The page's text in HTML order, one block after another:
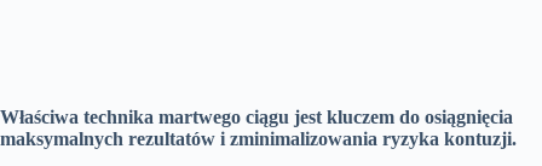
Właściwa technika martwego ciągu jest kluczem do osiągnięcia
maksymalnych rezultatów i zminimalizowania ryzyka kontuzji.